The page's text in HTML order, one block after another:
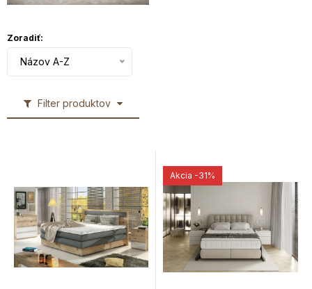
Filter produktov
Zoradiť:
Názov A-Z
Akcia -31%